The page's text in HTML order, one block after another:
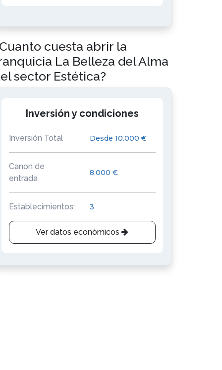
cuesta abrir la
La Belleza del Alma
sector Estética?
Inversión y condiciones
Inversión Total Desde 10.000 €
Canon de
entrada
8.000 €
Establecimientos: 3
Ver datos económicos